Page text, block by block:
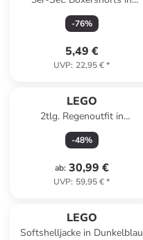
Dunkelblau/ Blau/ Orange
-76%
5,49 €
UVP: 22,95 €*
LEGO
2tlg. Regenoutfit in
Dunkelblau
-48%
ab: 30,99 €
UVP: 59,95 €*
LEGO
Softshelljacke in Dunkelblau